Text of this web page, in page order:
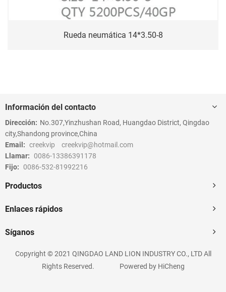
Rueda neumática 14*3.50-8
Información del contacto
Dirección: No.307,Yinzhushan Road, Huangdao District, Qingdao
city,Shandong province,China
Email: creekvip
creekvip@hotmail.com
Llamar: 0086-13386391178
Fijo: 0086-532-81992216
Productos
Enlaces rápidos
Síganos
Copyright © 2021 QINGDAO LAND LION INDUSTRY CO., LTD All
Rights Reserved.
Powered by HiCheng